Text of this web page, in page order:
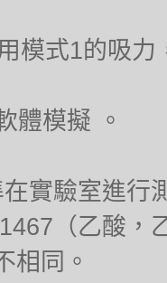
模式1的吸
體模擬 。
實驗室進行
（乙酸，
相同。